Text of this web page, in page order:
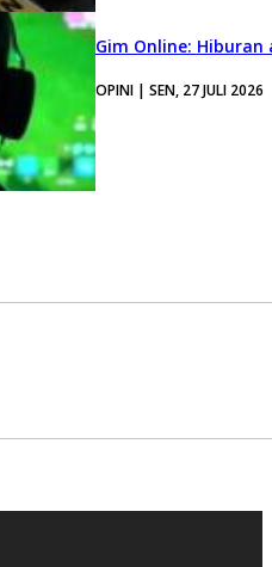
Gim Online:
OPINI | SEN, 27 JULI 2026